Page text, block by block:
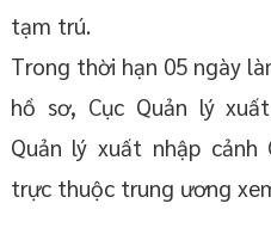
tạm trú.
Trong thời hạn 05 ngày
hồ sơ, Cục Quản lý
Quản lý xuất nhập
trực thuộc trung ương